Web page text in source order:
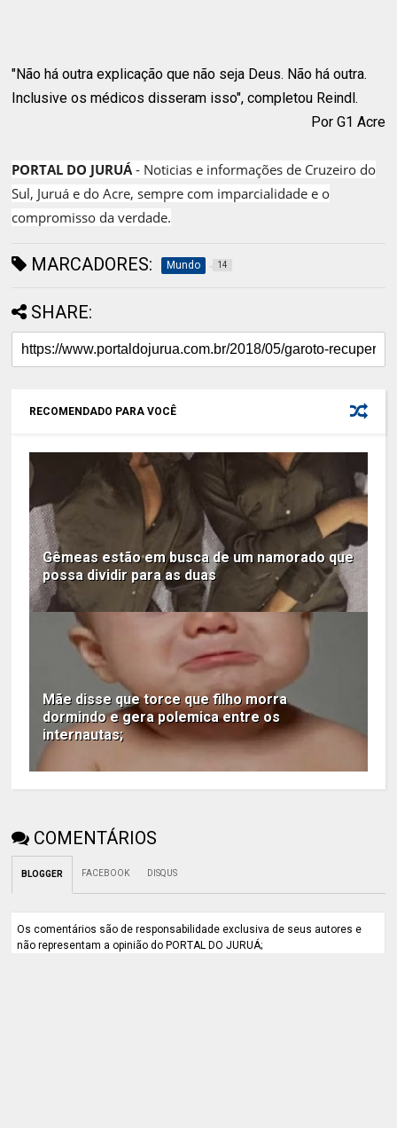
"Não há outra explicação que não seja Deus. Não há outra.
Inclusive os médicos disseram isso", completou Reindl.
Por G1 Acre
PORTAL DO JURUÁ - Noticias e informações de Cruzeiro do
Sul, Juruá e do Acre, sempre com imparcialidade e o
compromisso da verdade.
MARCADORES: Mundo 14
SHARE:
RECOMENDADO PARA VOCÊ
Gêmeas estão em busca de um namorado que
possa dividir para as duas
Mãe disse que torce que filho morra
dormindo e gera polemica entre os
internautas;
COMENTÁRIOS
BLOGGER FACEBOOK DISQUS
Os comentários são de responsabilidade exclusiva de seus autores e
não representam a opinião do PORTAL DO JURUÁ;